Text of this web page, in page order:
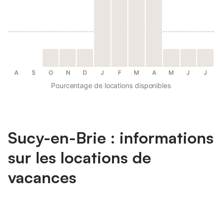
A S O N D J F M A M J J
Pourcentage de locations disponibles
Sucy-en-Brie : informations
sur les locations de
vacances